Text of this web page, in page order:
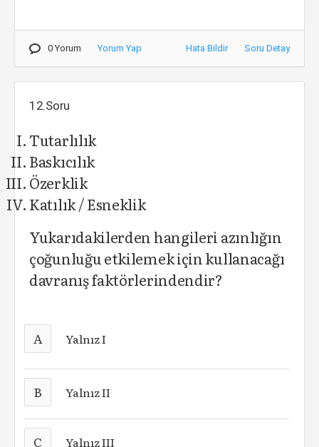
0 Yorum Yorum Yap Hata Bildir Soru Detay
12.Soru
Tutarlılık
Baskıcılık
Özerklik
Katılık / Esneklik
Yukarıdakilerden hangileri azınlığın
çoğunluğu etkilemek için kullanacağı
davranış faktörlerindendir?
A Yalnız I
B Yalnız II
C Yalnız III